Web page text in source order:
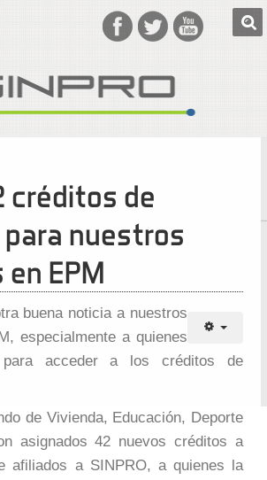
créditos de
nuestros
EPM
buena noticia a nuestros
especialmente a quienes
acceder a los créditos de
de Vivienda, Educación, Deporte
asignados 42 nuevos créditos a
afiliados a SINPRO, a quienes la